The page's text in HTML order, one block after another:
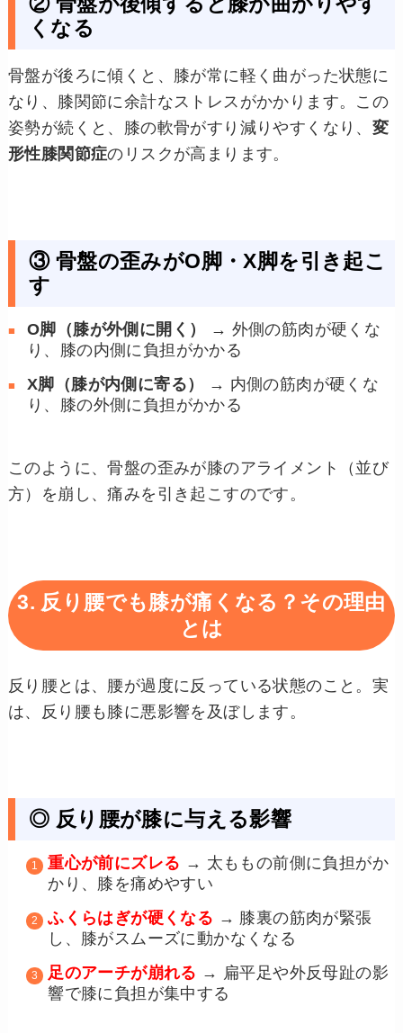
くなる
骨盤が後ろに傾くと、膝が常に軽く曲がった状態に
なり、膝関節に余計なストレスがかかります。この
姿勢が続くと、膝の軟骨がすり減りやすくなり、 変
形性膝関節症のリスクが高まります。
③ 骨盤の歪みがO脚・X脚を引き起こ
す
O脚（膝が外側に開く）
→ 外側の筋肉が硬くな
り、膝の内側に負担がかかる
X脚（膝が内側に寄る）
→ 内側の筋肉が硬くな
り、膝の外側に負担がかかる
このように、骨盤の歪みが膝のアライメント（並び
方）を崩し、痛みを引き起こすのです。
3. 反り腰でも膝が痛くなる？その理由
とは
反り腰とは、腰が過度に反っている状態のこと。実
は、反り腰も膝に悪影響を及ぼします。
◎ 反り腰が膝に与える影響
重心が前にズレる → 太ももの前側に負担がか
かり、膝を痛めやすい
ふくらはぎが硬くなる → 膝裏の筋肉が緊張
し、膝がスムーズに動かなくなる
足のアーチが崩れる → 扁平足や外反母趾の影
響で膝に負担が集中する